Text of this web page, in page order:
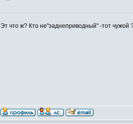
Эт что ж? Кто не"заднеприводный" -тот чужой